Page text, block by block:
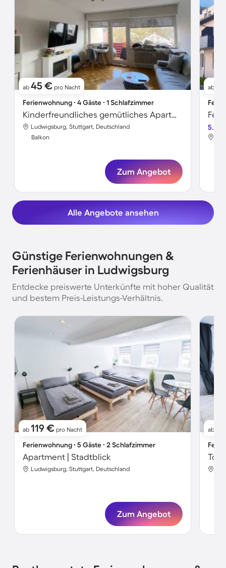
ab 45 € pro Nacht
Ferienwohnung ∙ 4 Gäste ∙ 1 Schlafzimmer
Kinderfreundliches gemütliches Apartment mit Grill | Naturblick | Haustiere erlaubt
Ludwigsburg, Stuttgart, Deutschland
Balkon
Zum Angebot
ab
5.0
Alle Angebote ansehen
Günstige Ferienwohnungen &
Ferienhäuser in Ludwigsburg
Entdecke preiswerte Unterkünfte mit hoher Qualität
und bestem Preis-Leistungs-Verhältnis.
ab 119 € pro Nacht
Ferienwohnung ∙ 5 Gäste ∙ 2 Schlafzimmer
Apartment | Stadtblick
Ludwigsburg, Stuttgart, Deutschland
Zum Angebot
ab